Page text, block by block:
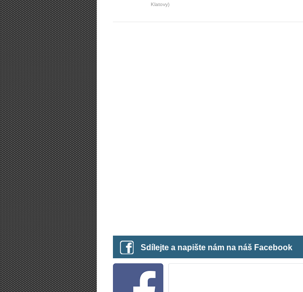
Klatovy)
Sdílejte a napište nám na náš Facebook